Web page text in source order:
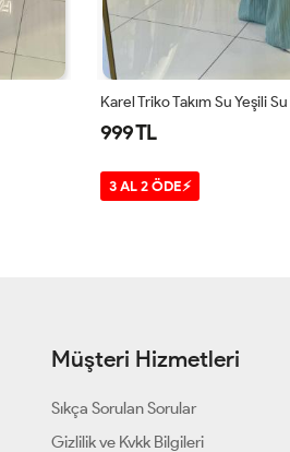
Karel Triko Takım Lila Lila
999 TL
3 AL 2 ÖDE⚡
Müşteri Hizmetleri
Sıkça Sorulan Sorular
Gizlilik ve Kvkk Bilgileri